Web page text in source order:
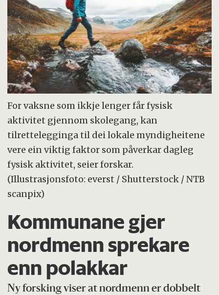
For vaksne som ikkje lenger får fysisk
aktivitet gjennom skolegang, kan
tilrettelegginga til dei lokale myndigheitene
vere ein viktig faktor som påverkar dagleg
fysisk aktivitet, seier forskar.
(Illustrasjonsfoto: everst / Shutterstock / NTB
scanpix)
Kommunane gjer
nordmenn sprekare
enn polakkar
Ny forsking viser at nordmenn er dobbelt